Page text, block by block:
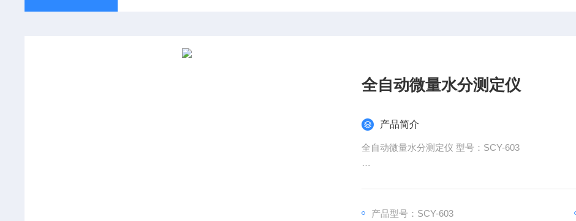
全自动微量水分测定仪
产品简介
全自动微量水分测定仪 型号：SCY-603
产品型号：SCY-603